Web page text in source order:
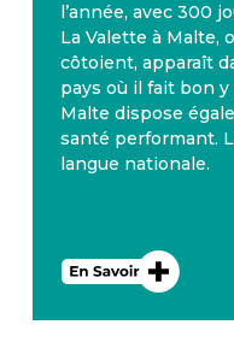
l’année, avec 300
La Valette à Malte,
côtoient, apparaît
pays où il fait bon y
Malte dispose
santé performant.
langue nationale.